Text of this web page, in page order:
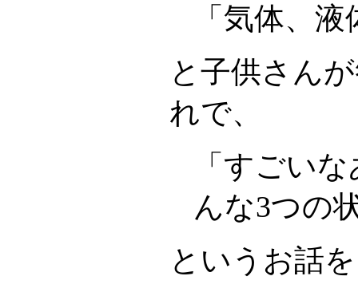
「気体、
と子供さん
れで、
「すごい
んな3つの
というお話